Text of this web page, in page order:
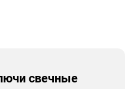
свечные